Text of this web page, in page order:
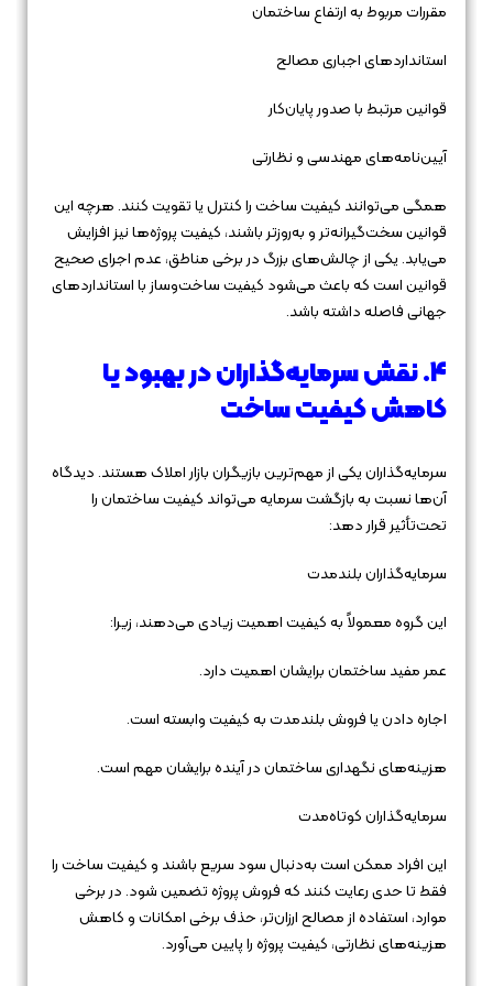
مقررات مربوط به ارتفاع ساختمان
استانداردهای اجباری مصالح
قوانین مرتبط با صدور پایان‌کار
آیین‌نامه‌های مهندسی و نظارتی
همگی می‌توانند کیفیت ساخت را کنترل یا تقویت کنند. هرچه این
قوانین سخت‌گیرانه‌تر و به‌روزتر باشند، کیفیت پروژه‌ها نیز افزایش
می‌یابد. یکی از چالش‌های بزرگ در برخی مناطق، عدم اجرای صحیح
قوانین است که باعث می‌شود کیفیت ساخت‌وساز با استانداردهای
جهانی فاصله داشته باشد.
۴. نقش سرمایه‌گذاران در بهبود یا
کاهش کیفیت ساخت
سرمایه‌گذاران یکی از مهم‌ترین بازیگران بازار املاک هستند. دیدگاه
آن‌ها نسبت به بازگشت سرمایه می‌تواند کیفیت ساختمان را
تحت‌تأثیر قرار دهد:
سرمایه‌گذاران بلندمدت
این گروه معمولاً به کیفیت اهمیت زیادی می‌دهند، زیرا:
عمر مفید ساختمان برایشان اهمیت دارد.
اجاره دادن یا فروش بلندمدت به کیفیت وابسته است.
هزینه‌های نگهداری ساختمان در آینده برایشان مهم است.
سرمایه‌گذاران کوتاه‌مدت
این افراد ممکن است به‌دنبال سود سریع باشند و کیفیت ساخت را
فقط تا حدی رعایت کنند که فروش پروژه تضمین شود. در برخی
موارد، استفاده از مصالح ارزان‌تر، حذف برخی امکانات و کاهش
هزینه‌های نظارتی، کیفیت پروژه را پایین می‌آورد.